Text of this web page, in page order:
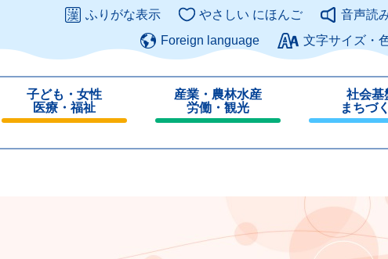
このページの本文へ
ふりがな表示 やさしい にほんご
音声読
Foreign language
文字サイズ・
子ども・女性
医療・福祉
じ
産業・農林水産
労働・観光
じ
社会基
まちづ
じ